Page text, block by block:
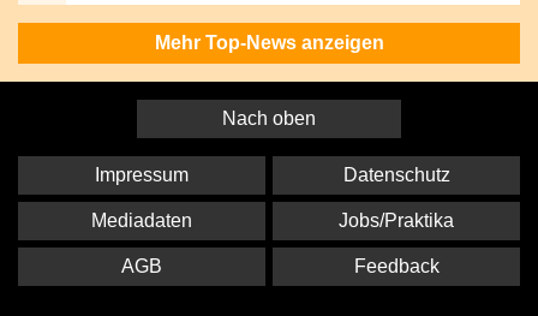
Mehr Top-News anzeigen
Nach oben
Impressum Datenschutz
Mediadaten Jobs/Praktika
AGB Feedback